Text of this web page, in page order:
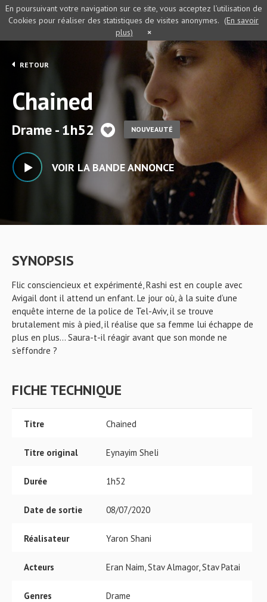
RETOUR
Chained
Drame - 1h52 NOUVEAUTÉ
VOIR LA BANDE ANNONCE
SYNOPSIS
Flic consciencieux et expérimenté, Rashi est en couple avec
Avigail dont il attend un enfant. Le jour où, à la suite d’une
enquête interne de la police de Tel-Aviv, il se trouve
brutalement mis à pied, il réalise que sa femme lui échappe de
plus en plus… Saura-t-il réagir avant que son monde ne
s'effondre ?
FICHE TECHNIQUE
Titre Chained
Titre original Eynayim Sheli
Durée 1h52
Date de sortie 08/07/2020
Réalisateur Yaron Shani
Acteurs Eran Naim, Stav Almagor, Stav Patai
Genres Drame
En poursuivant votre navigation sur ce site, vous acceptez l’utilisation de
Cookies pour réaliser des statistiques de visites anonymes. (En savoir
plus)
×